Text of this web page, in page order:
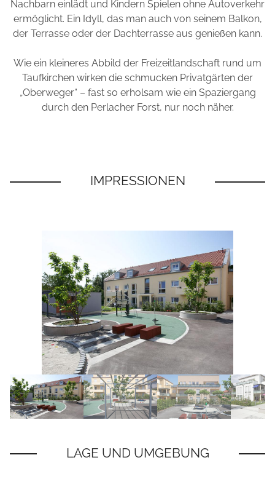
Nachbarn einlädt und Kindern Spielen ohne Autoverkehr
ermöglicht. Ein Idyll, das man auch von seinem Balkon,
der Terrasse oder der Dachterrasse aus genießen kann.
Wie ein kleineres Abbild der Freizeitlandschaft rund um
Taufkirchen wirken die schmucken Privatgärten der
„Oberweger“ – fast so erholsam wie ein Spaziergang
durch den Perlacher Forst, nur noch näher.